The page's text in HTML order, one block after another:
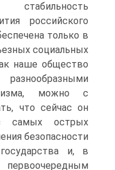
российского
только в
социальных
наше общество
можно с
что сейчас он
самых острых
безопасности
и, в